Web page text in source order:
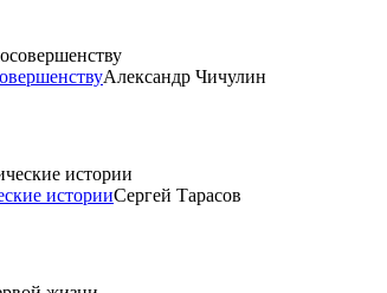
Александр Чичулин
историиСергей Тарасов